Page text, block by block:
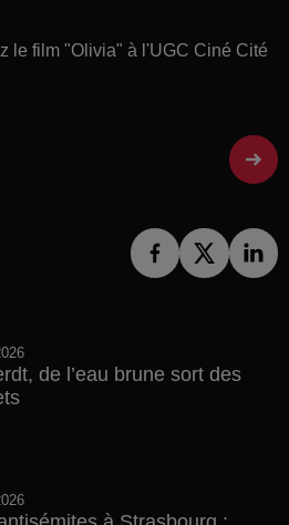
le film "Olivia" à l'UGC Ciné Cité
de l’eau brune sort des